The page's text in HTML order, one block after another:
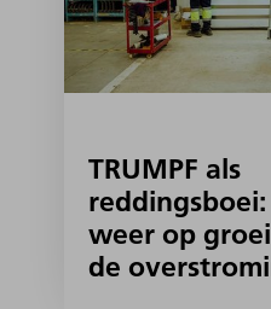
TRUMPF als
weer op
de